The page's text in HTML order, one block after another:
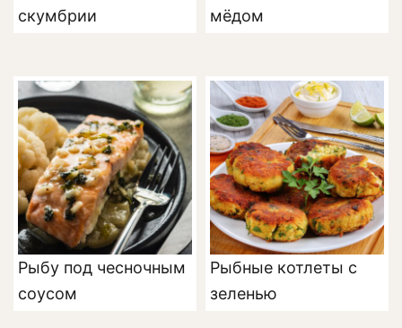
скумбрии
мёдом
Рыбу под чесночным
соусом
Рыбные котлеты с
зеленью